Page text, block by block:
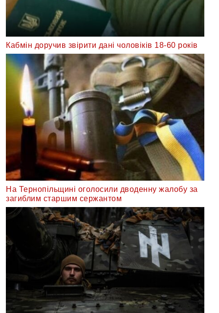
Кабмін доручив звірити дані чоловіків 18-60 років
На Тернопільщині оголосили дводенну жалобу за
загиблим старшим сержантом